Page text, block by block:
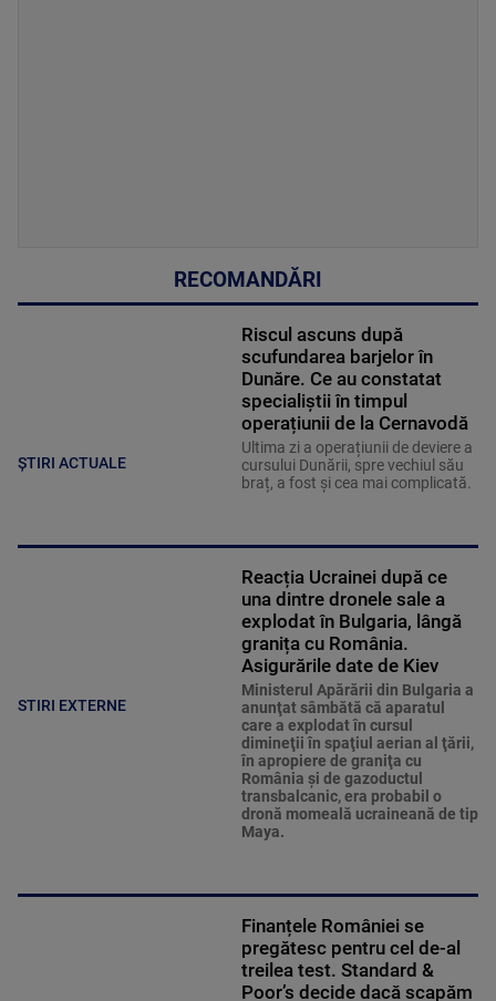
RECOMANDĂRI
ȘTIRI ACTUALE
Riscul ascuns după
scufundarea barjelor în
Dunăre. Ce au constatat
specialiștii în timpul
operațiunii de la Cernavodă
Ultima zi a operațiunii de deviere a
cursului Dunării, spre vechiul său
braț, a fost și cea mai complicată.
STIRI EXTERNE
Reacția Ucrainei după ce
una dintre dronele sale a
explodat în Bulgaria, lângă
granița cu România.
Asigurările date de Kiev
Ministerul Apărării din Bulgaria a
anunţat sâmbătă că aparatul
care a explodat în cursul
dimineţii în spaţiul aerian al ţării,
în apropiere de graniţa cu
România şi de gazoductul
transbalcanic, era probabil o
dronă momeală ucraineană de tip
Maya.
Finanțele României se
pregătesc pentru cel de-al
treilea test. Standard &
Poor’s decide dacă scapăm